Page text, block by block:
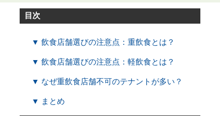
目次
▼ 飲食店舗選びの注意点：重飲食とは？
▼ 飲食店舗選びの注意点：軽飲食とは？
▼ なぜ重飲食店舗不可のテナントが多い？
▼ まとめ